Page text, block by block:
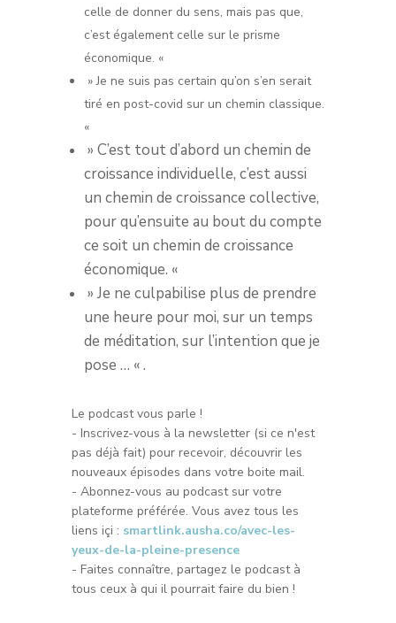
celle de donner du sens, mais pas que,
c’est également celle sur le prisme
économique. «
» Je ne suis pas certain qu’on s’en serait
tiré en post-covid sur un chemin classique.
«
» C’est tout d’abord un chemin de
croissance individuelle, c’est aussi
un chemin de croissance collective,
pour qu’ensuite au bout du compte
ce soit un chemin de croissance
économique. «
» Je ne culpabilise plus de prendre
une heure pour moi, sur un temps
de méditation, sur l’intention que je
pose … « .
Le podcast vous parle !
- Inscrivez-vous à la newsletter (si ce n'est
pas déjà fait) pour recevoir, découvrir les
nouveaux épisodes dans votre boite mail.
- Abonnez-vous au podcast sur votre
plateforme préférée. Vous avez tous les
liens içi : smartlink.ausha.co/avec-les-
yeux-de-la-pleine-presence
- Faites connaître, partagez le podcast à
tous ceux à qui il pourrait faire du bien !